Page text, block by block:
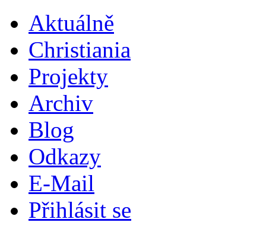
Aktuálně
Christiania
Projekty
Archiv
Blog
Odkazy
E-Mail
Přihlásit se